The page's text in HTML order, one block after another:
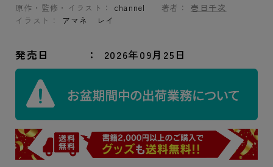
原作・監修・イラスト：
channel 著者：
壱日千次
イラスト：
アマネ レイ
発売日 2026年09月25日